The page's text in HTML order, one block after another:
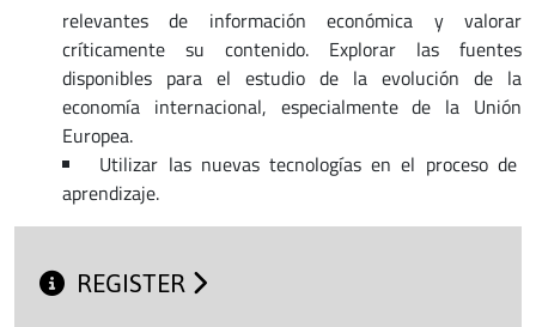
relevantes de información económica y valorar
críticamente su contenido. Explorar las fuentes
disponibles para el estudio de la evolución de la
economía internacional, especialmente de la Unión
Europea.
Utilizar las nuevas tecnologías en el proceso de
aprendizaje.
REGISTER